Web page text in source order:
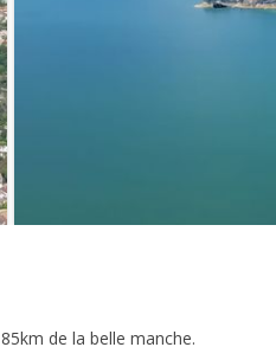
de la belle manche.